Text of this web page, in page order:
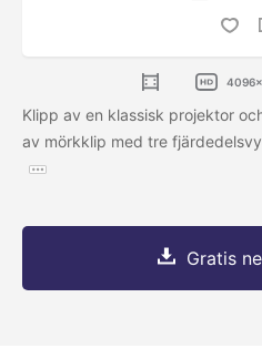
Klipp av en klassisk projektor
av mörkklip med tre
Gratis